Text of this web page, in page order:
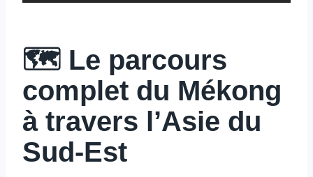
🗺️ Le parcours
complet du Mékong
à travers l’Asie du
Sud-Est